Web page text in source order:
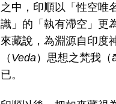
之中，印順以「性空唯
識」的「執有滯空」更
來藏說，為淵源自印度
（ Veda ）思想之梵我
已。